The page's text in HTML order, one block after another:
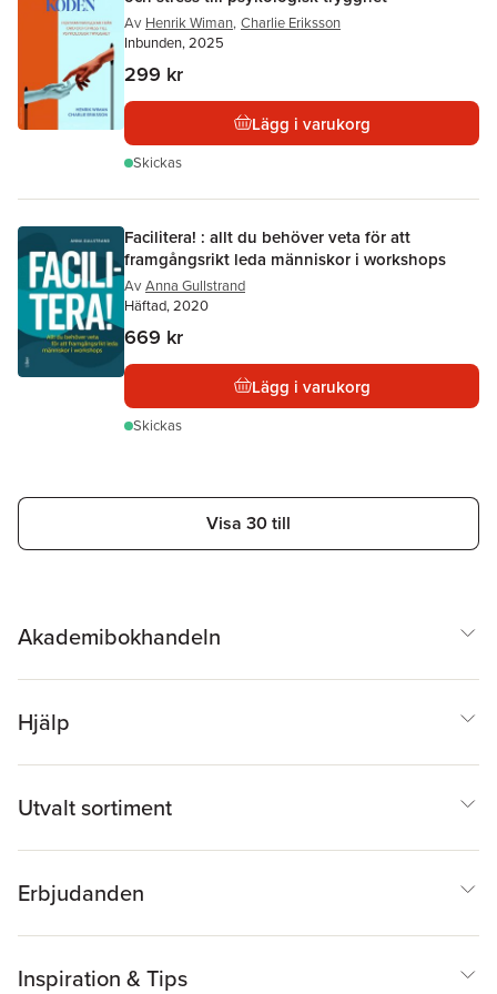
Av Henrik Wiman, Charlie Eriksson
Inbunden, 2025
299 kr
Lägg i varukorg
Skickas
Facilitera! : allt du behöver veta för att
framgångsrikt leda människor i workshops
Av Anna Gullstrand
Häftad, 2020
669 kr
Lägg i varukorg
Skickas
Visa 30 till
Akademibokhandeln
Hjälp
Utvalt sortiment
Erbjudanden
Inspiration & Tips